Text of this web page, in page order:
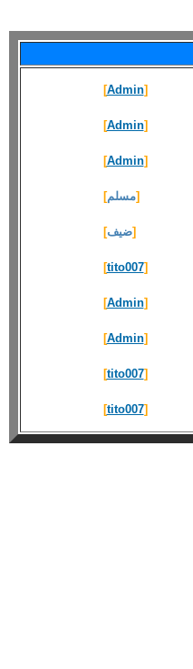
[
Admin
]
[
Admin
]
[
Admin
]
[مسلم]
[ضيف]
[
tito007
]
[
Admin
]
[
Admin
]
[
tito007
]
[
tito007
]